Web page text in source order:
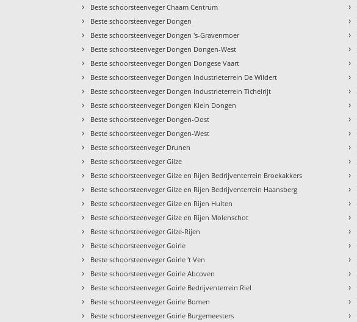
› Beste schoorsteenveger Chaam Centrum
› Beste schoorsteenveger Dongen
› Beste schoorsteenveger Dongen 's-Gravenmoer
› Beste schoorsteenveger Dongen Dongen-West
› Beste schoorsteenveger Dongen Dongese Vaart
› Beste schoorsteenveger Dongen Industrieterrein De Wildert
› Beste schoorsteenveger Dongen Industrieterrein Tichelrijt
› Beste schoorsteenveger Dongen Klein Dongen
› Beste schoorsteenveger Dongen-Oost
› Beste schoorsteenveger Dongen-West
› Beste schoorsteenveger Drunen
› Beste schoorsteenveger Gilze
› Beste schoorsteenveger Gilze en Rijen Bedrijventerrein Broekakkers
› Beste schoorsteenveger Gilze en Rijen Bedrijventerrein Haansberg
› Beste schoorsteenveger Gilze en Rijen Hulten
› Beste schoorsteenveger Gilze en Rijen Molenschot
› Beste schoorsteenveger Gilze-Rijen
› Beste schoorsteenveger Goirle
› Beste schoorsteenveger Goirle 't Ven
› Beste schoorsteenveger Goirle Abcoven
› Beste schoorsteenveger Goirle Bedrijventerrein Riel
› Beste schoorsteenveger Goirle Bomen
› Beste schoorsteenveger Goirle Burgemeesters
›
›
›
›
›
›
›
›
›
›
›
›
›
›
›
›
›
›
›
›
›
›
›